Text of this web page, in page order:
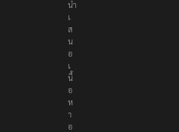
ที่
นำ
เ
ส
น
อ
เ
นื้
อ
ห
า